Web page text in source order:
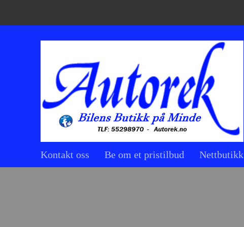
Kontakt oss Be om et pristilbud Nettbutikk